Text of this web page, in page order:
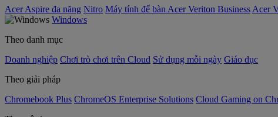
Acer Aspire đa năng Nitro Máy tính để bàn Acer Veriton Business Acer
Windows
Theo danh mục
Doanh nghiệp Chơi trò chơi trên Cloud Sử dụng mỗi ngày Giáo dục
Theo giải pháp
Chromebook Plus ChromeOS Enterprise Solutions Cloud Gaming on